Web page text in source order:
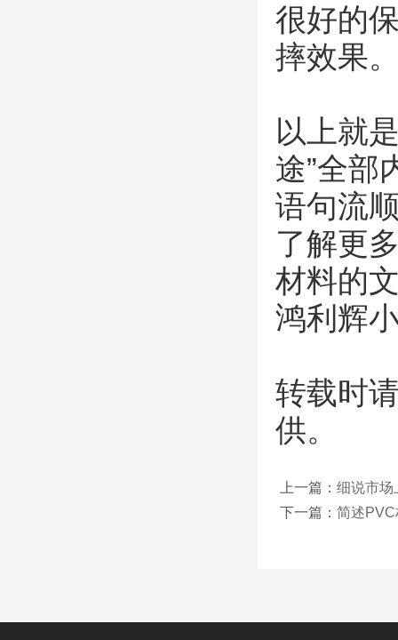
很好的
摔效果
以上就
途”全部
语句流
了解更
材料的
鸿利辉
转载时
供。
上一篇： 细说市场
下一篇： 简述